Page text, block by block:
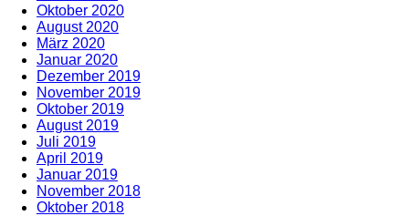
Oktober 2020
August 2020
März 2020
Januar 2020
Dezember 2019
November 2019
Oktober 2019
August 2019
Juli 2019
April 2019
Januar 2019
November 2018
Oktober 2018